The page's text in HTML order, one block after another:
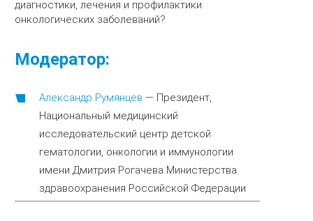
диагностики, лечения и профилактики
онкологических заболеваний?
Модератор:
Александр Румянцев — Президент,
Национальный медицинский
исследовательский центр детской
гематологии, онкологии и иммунологии
имени Дмитрия Рогачева Министерства
здравоохранения Российской Федерации